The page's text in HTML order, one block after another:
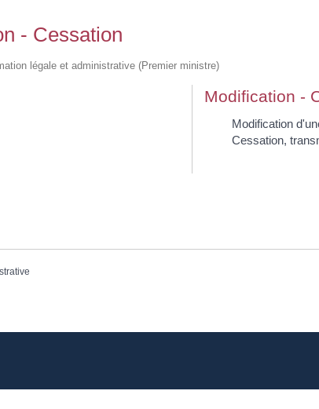
- Cessation
légale et administrative (Premier ministre)
Modification -
Modification
Cessation,